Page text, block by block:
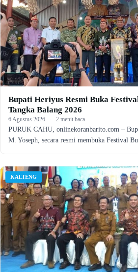
Bupati Heriyus Resmi Buka
Tangka Balang 2026
6 Agustus 2026 · 2 menit baca
PURUK CAHU, onlinekoranbarito.com –
M. Yoseph, secara resmi membuka Festival
KALTENG